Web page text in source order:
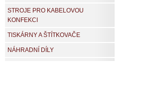
STROJE PRO KABELOVOU
KONFEKCI
TISKÁRNY A ŠTÍTKOVAČE
NÁHRADNÍ DÍLY